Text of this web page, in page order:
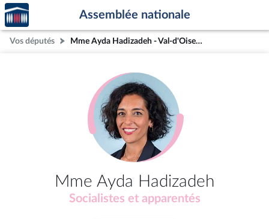
Aller au contenu
Aller en bas de la page
Accèder
à la
page
d'accueil
Assemblée nationale
Vos députés Mme Ayda Hadizadeh - Val-d'Oise (2e circonscription)
Mme Ayda Hadizadeh
Socialistes et apparentés